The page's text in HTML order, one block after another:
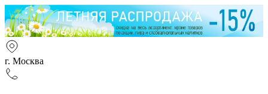
г. Москва